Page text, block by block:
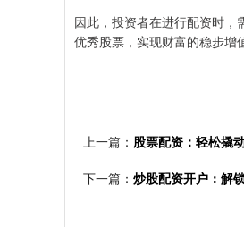
因此，投资者在进行配资时
优秀股票，实现财富的稳步增
上一篇： 股票配资：轻松撬
下一篇： 炒股配资开户：解